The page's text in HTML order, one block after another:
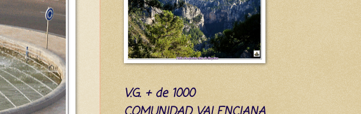
V.G. + de 1000